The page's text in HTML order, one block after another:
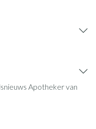
Apotheker van